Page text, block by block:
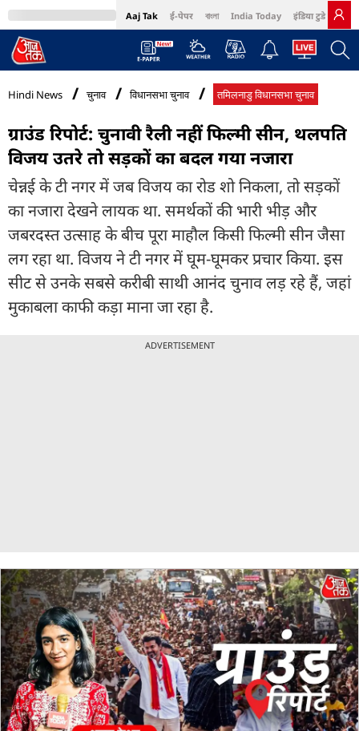
Aaj Tak ई-पेपर বাংলা India Today इंडिया टुडे हिंदी
MumbaiTak Cosmopolitan Harper's Bazaar Northeast
Hindi News चुनाव विधानसभा चुनाव तमिलनाडु विधानसभा चुनाव
ग्राउंड रिपोर्ट: चुनावी रैली नहीं फिल्मी सीन, थलपति
विजय उतरे तो सड़कों का बदल गया नजारा
चेन्नई के टी नगर में जब विजय का रोड शो निकला, तो सड़कों
का नजारा देखने लायक था. समर्थकों की भारी भीड़ और
जबरदस्त उत्साह के बीच पूरा माहौल किसी फिल्मी सीन जैसा
लग रहा था. विजय ने टी नगर में घूम-घूमकर प्रचार किया. इस
सीट से उनके सबसे करीबी साथी आनंद चुनाव लड़ रहे हैं, जहां
मुकाबला काफी कड़ा माना जा रहा है.
ADVERTISEMENT